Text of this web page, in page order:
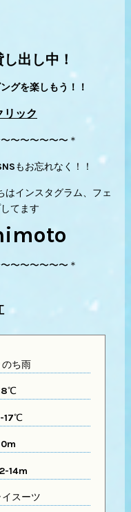
し出し中！
グを楽しもう！！
リック
〜〜〜〜〜〜＊
もお忘れなく！！
はインスタグラム、フェ
てます
〜〜〜〜〜〜＊
ち雨
17℃
14m
スーツ